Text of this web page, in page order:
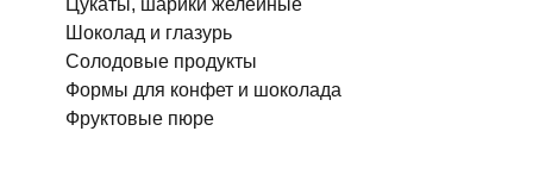
Цукаты, шарики желейные
Шоколад и глазурь
Солодовые продукты
Формы для конфет и шоколада
Фруктовые пюре